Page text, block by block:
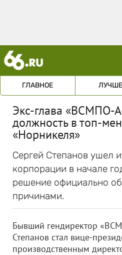
ГЛАВНОЕ
Экс-глава «ВСМПО-
должность в топ-
«Норникеля»
Сергей Степанов ушел
корпорации в начале
решение официально
причинами.
Бывший гендиректор
Степанов стал вице-
производственным